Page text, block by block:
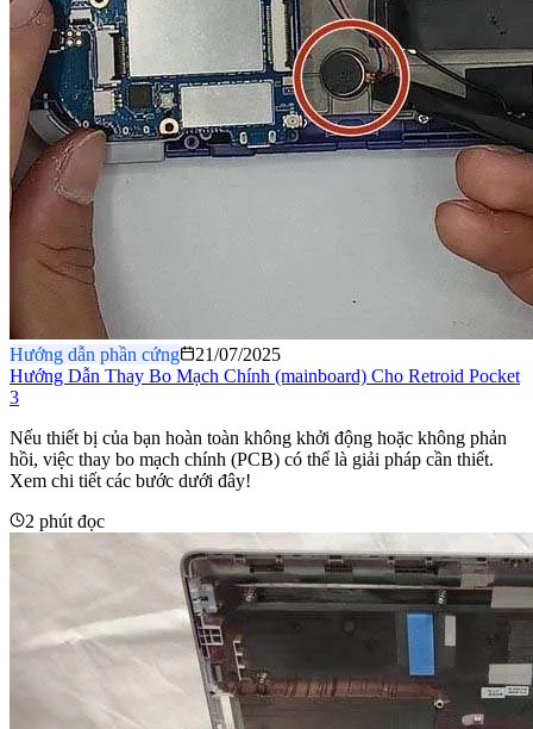
Hướng dẫn phần cứng
21/07/2025
Hướng Dẫn Thay Bo Mạch Chính (mainboard) Cho Retroid Pocket
3
Nếu thiết bị của bạn hoàn toàn không khởi động hoặc không phản
hồi, việc thay bo mạch chính (PCB) có thể là giải pháp cần thiết.
Xem chi tiết các bước dưới đây!
2 phút đọc